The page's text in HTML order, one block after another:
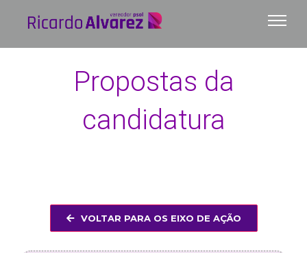
conteúdo
Propostas da
candidatura
VOLTAR PARA OS EIXO DE AÇÃO